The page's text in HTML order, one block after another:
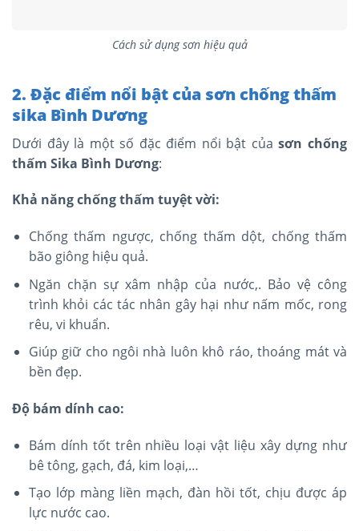
Cách sử dụng sơn hiệu quả
2. Đặc điểm nổi bật của sơn chống thấm
sika Bình Dương
Dưới đây là một số đặc điểm nổi bật củasơn chống
thấm Sika Bình Dương:
Khả năng chống thấm tuyệt vời:
Chống thấm ngược, chống thấm dột, chống thấm
bão giông hiệu quả.
Ngăn chặn sự xâm nhập của nước,. Bảo vệ công
trình khỏi các tác nhân gây hại như nấm mốc, rong
rêu, vi khuẩn.
Giúp giữ cho ngôi nhà luôn khô ráo, thoáng mát và
bền đẹp.
Độ bám dính cao:
Bám dính tốt trên nhiều loại vật liệu xây dựng như
bê tông, gạch, đá, kim loại,…
Tạo lớp màng liền mạch, đàn hồi tốt, chịu được áp
lực nước cao.